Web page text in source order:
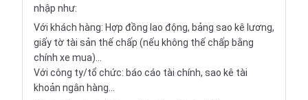
nhập như:
Với khách hàng: Hợp đồng lao động, bảng sao kê lương,
giấy tờ tài sản thế chấp (nếu không thế chấp bằng
chính xe mua)...
Với công ty/tổ chức: báo cáo tài chính, sao kê tài
khoản ngân hàng...